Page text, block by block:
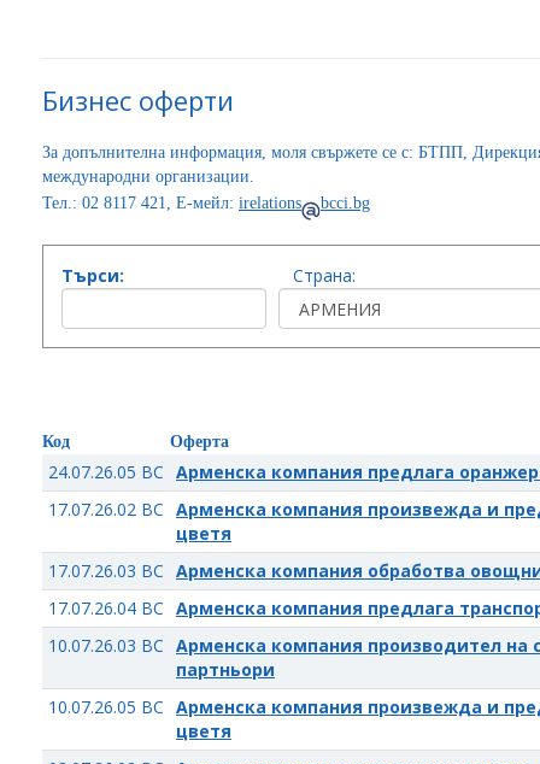
Бизнес оферти
За допълнителна информация, моля свържете се с: БТПП,
международни организации.
Тел.: 02 8117 421, Е-мейл: irelations bcci.bg
Търси: Страна:
Код Оферта
24.07.26.05 BC Арменска компания предлага
17.07.26.02 BC Арменска компания произвежда и
цветя
17.07.26.03 BC Арменска компания обработва
17.07.26.04 BC Арменска компания предлага
10.07.26.03 BC Арменска компания производител на
партньори
10.07.26.05 BC Арменска компания произвежда и
цветя